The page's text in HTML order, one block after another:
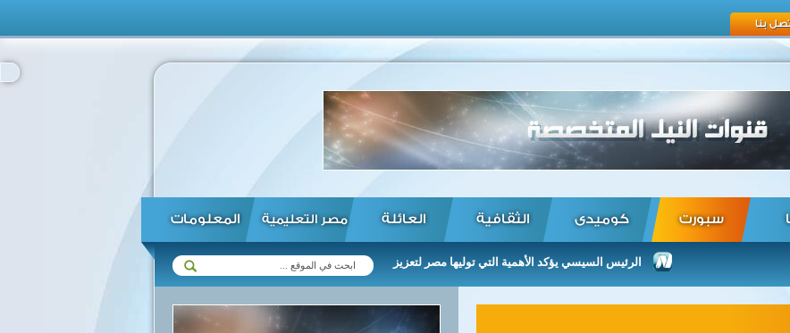
بنا
سبورت كوميدى الثقافية العائلة مصر التعليمية المعلومات
الرئيس السيسي يؤكد الأهمية التي توليها مصر لتعزيز العلاقات مع زيمبابوي في مختلف المجالات ...